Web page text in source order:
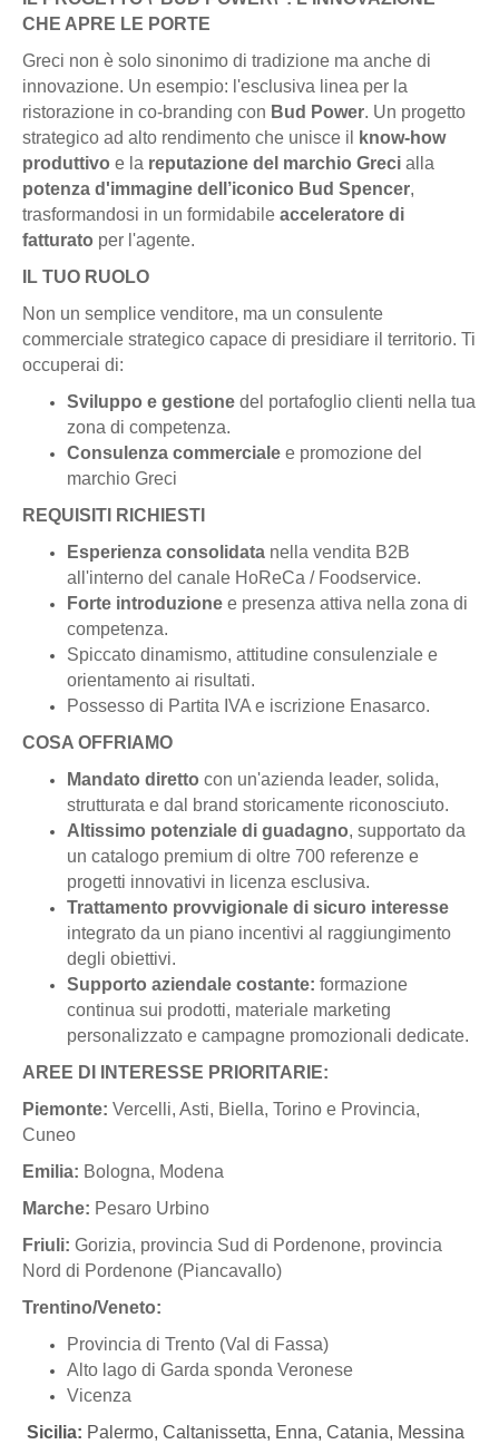
CHE APRE LE PORTE
Greci non è solo sinonimo di tradizione ma anche di
innovazione. Un esempio: l'esclusiva linea per la
ristorazione in co-branding con Bud Power. Un progetto
strategico ad alto rendimento che unisce il
know-how
produttivo e la reputazione del marchio Greci alla
potenza d'immagine dell’iconico Bud Spencer,
trasformandosi in un formidabile acceleratore di
fatturato per l'agente.
IL TUO RUOLO
Non un semplice venditore, ma un consulente
commerciale strategico capace di presidiare il territorio. Ti
occuperai di:
Sviluppo e gestione del portafoglio clienti nella tua
zona di competenza.
Consulenza commerciale e promozione del
marchio Greci
REQUISITI RICHIESTI
Esperienza consolidata nella vendita B2B
all'interno del canale HoReCa / Foodservice.
Forte introduzione e presenza attiva nella zona di
competenza.
Spiccato dinamismo, attitudine consulenziale e
orientamento ai risultati.
Possesso di Partita IVA e iscrizione Enasarco.
COSA OFFRIAMO
Mandato diretto con un'azienda leader, solida,
strutturata e dal brand storicamente riconosciuto.
Altissimo potenziale di guadagno, supportato da
un catalogo premium di oltre 700 referenze e
progetti innovativi in licenza esclusiva.
Trattamento provvigionale di sicuro interesse
integrato da un piano incentivi al raggiungimento
degli obiettivi.
Supporto aziendale costante: formazione
continua sui prodotti, materiale marketing
personalizzato e campagne promozionali dedicate.
AREE DI INTERESSE PRIORITARIE:
Piemonte: Vercelli, Asti, Biella, Torino e Provincia,
Cuneo
Emilia: Bologna, Modena
Marche: Pesaro Urbino
Friuli: Gorizia, provincia Sud di Pordenone, provincia
Nord di Pordenone (Piancavallo)
Trentino/Veneto:
Provincia di Trento (Val di Fassa)
Alto lago di Garda sponda Veronese
Vicenza
Sicilia: Palermo, Caltanissetta, Enna, Catania, Messina